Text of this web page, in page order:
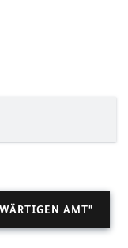
AMT"